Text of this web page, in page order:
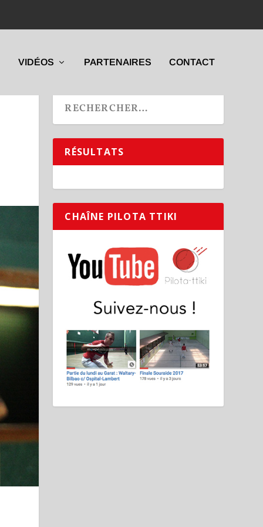
VIDÉOS PARTENAIRES CONTACT
RÉSULTATS
CHAÎNE PILOTA TTIKI